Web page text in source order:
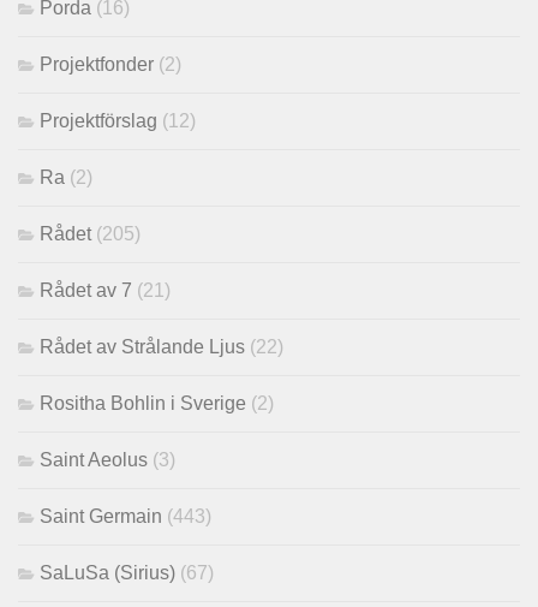
Porda (16)
Projektfonder (2)
Projektförslag (12)
Ra (2)
Rådet (205)
Rådet av 7 (21)
Rådet av Strålande Ljus (22)
Rositha Bohlin i Sverige (2)
Saint Aeolus (3)
Saint Germain (443)
SaLuSa (Sirius) (67)